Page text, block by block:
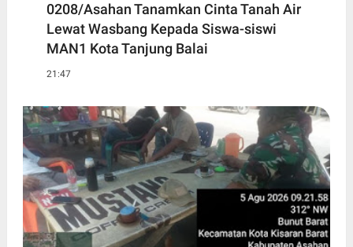
0208/Asahan Tanamkan Cinta Tanah Air
Lewat Wasbang Kepada Siswa-siswi
MAN1 Kota Tanjung Balai
21:47